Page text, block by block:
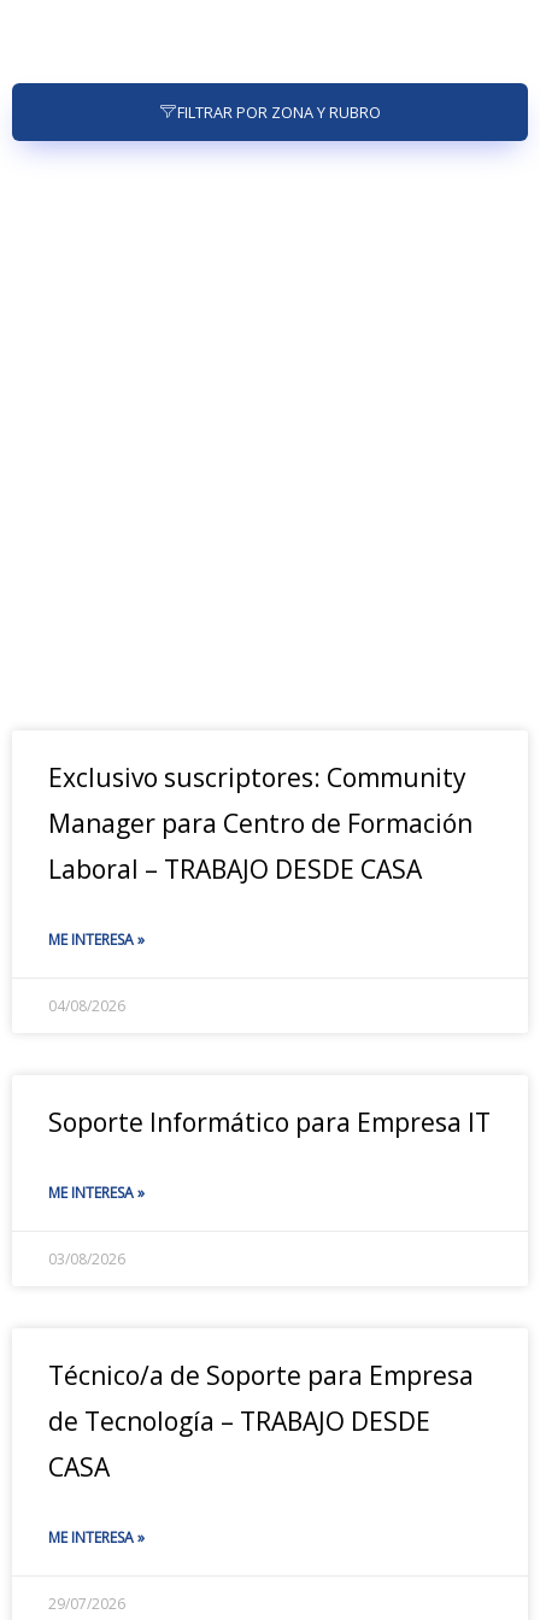
FILTRAR POR ZONA Y RUBRO
Exclusivo suscriptores: Community
Manager para Centro de Formación
Laboral – TRABAJO DESDE CASA
ME INTERESA »
04/08/2026
Soporte Informático para Empresa IT
ME INTERESA »
03/08/2026
Técnico/a de Soporte para Empresa
de Tecnología – TRABAJO DESDE
CASA
ME INTERESA »
29/07/2026